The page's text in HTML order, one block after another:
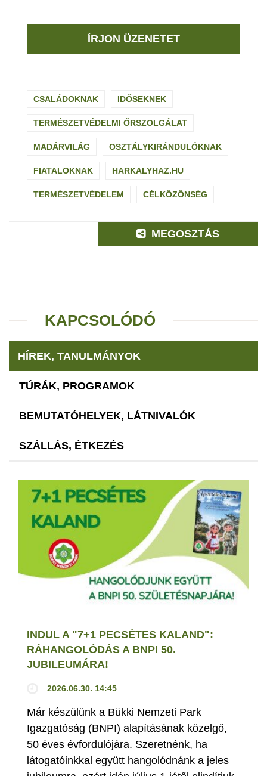
ÍRJON ÜZENETET
CSALÁDOKNAK IDŐSEKNEK
TERMÉSZETVÉDELMI ŐRSZOLGÁLAT
MADÁRVILÁG OSZTÁLYKIRÁNDULÓKNAK
FIATALOKNAK HARKALYHAZ.HU
TERMÉSZETVÉDELEM CÉLKÖZÖNSÉG
MEGOSZTÁS
KAPCSOLÓDÓ
HÍREK, TANULMÁNYOK
TÚRÁK, PROGRAMOK
BEMUTATÓHELYEK, LÁTNIVALÓK
SZÁLLÁS, ÉTKEZÉS
INDUL A "7+1 PECSÉTES KALAND":
RÁHANGOLÓDÁS A BNPI 50.
JUBILEUMÁRA!
2026.06.30. 14:45
Már készülünk a Bükki Nemzeti Park
Igazgatóság (BNPI) alapításának közelgő,
50 éves évfordulójára. Szeretnénk, ha
látogatóinkkal együtt hangolódnánk a jeles